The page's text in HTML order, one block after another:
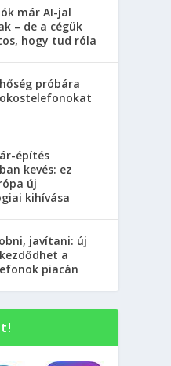
már AI-jal
– de a cégük
hogy tud róla
próbára
építés
kevés: ez
új
kihívása
javítani: új
a
piacán